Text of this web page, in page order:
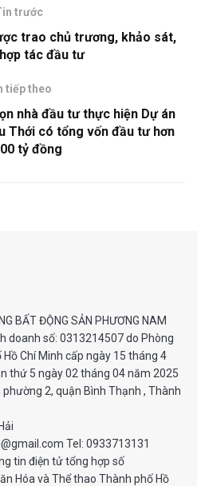
trước
trao chủ trương, khảo sát,
tác đầu tư
tiếp theo
nhà đầu tư thực hiện Dự án
Thới có tổng vốn đầu tư hơn
tỷ đồng
BẤT ĐỘNG SẢN PHƯƠNG NAM
doanh số: 0313214507 do Phòng
Chí Minh cấp ngày 15 tháng 4
thứ 5 ngày 02 tháng 04 năm 2025
2, quận Bình Thạnh , Thành
Tel: ‭0933713131
tin điện tử tổng hợp số
Hóa và Thể thao Thành phố Hồ